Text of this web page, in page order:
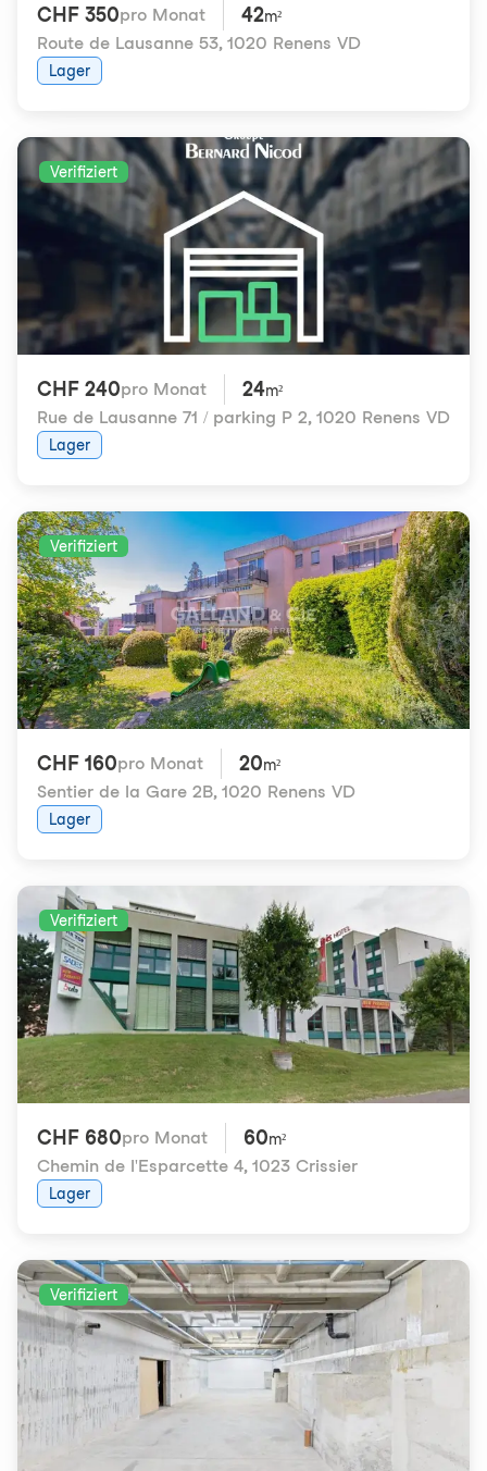
CHF 350pro Monat 42m²
Route de Lausanne 53, 1020 Renens VD
Lager
Verifiziert
CHF 240pro Monat 24m²
Rue de Lausanne 71 / parking P 2, 1020 Renens VD
Lager
Verifiziert
CHF 160pro Monat 20m²
Sentier de la Gare 2B, 1020 Renens VD
Lager
Verifiziert
CHF 680pro Monat 60m²
Chemin de l'Esparcette 4, 1023 Crissier
Lager
Verifiziert